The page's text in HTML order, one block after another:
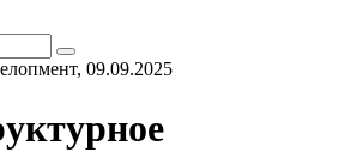
09.09.2025